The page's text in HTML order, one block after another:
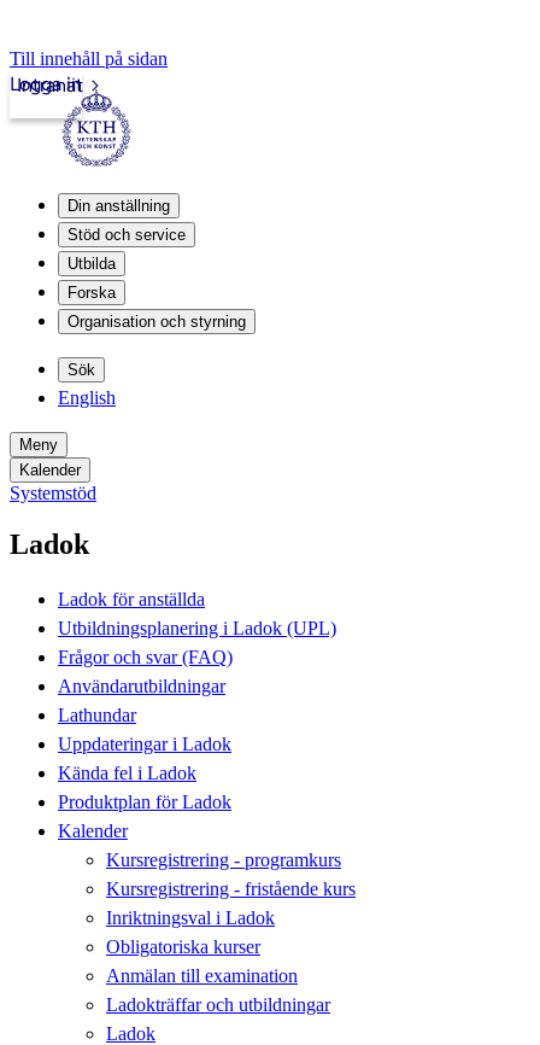
Till innehåll på sidan
Intranät
Logga in
Din anställning
Stöd och service
Utbilda
Forska
Organisation och styrning
Sök
English
Meny
Kalender
Systemstöd
Ladok
Ladok för anställda
Utbildningsplanering i Ladok (UPL)
Frågor och svar (FAQ)
Användarutbildningar
Lathundar
Uppdateringar i Ladok
Kända fel i Ladok
Produktplan för Ladok
Kalender
Kursregistrering - programkurs
Kursregistrering - fristående kurs
Inriktningsval i Ladok
Obligatoriska kurser
Anmälan till examination
Ladokträffar och utbildningar
Ladok